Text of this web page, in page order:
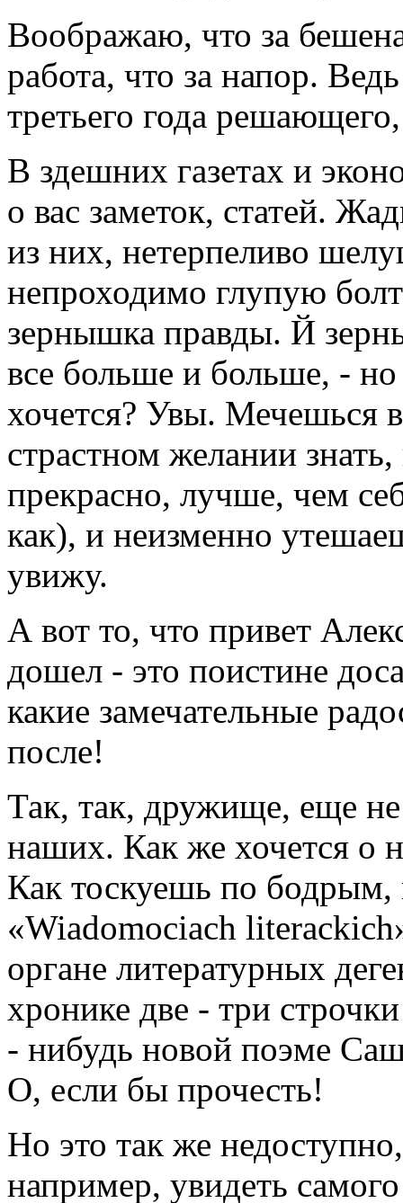
Воображаю, что за
работа, что за напор.
третьего года
В здешних газетах и
о вас заметок, статей.
из них, нетерпеливо
непроходимо глупую
зернышка правды. Й
все больше и больше, - но
хочется? Увы. Мечешься
страстном желании
прекрасно, лучше, чем
как), и неизменно
увижу.
А вот то, что привет
дошел - это поистине
какие замечательные
после!
Так, так, дружище, еще
наших. Как же хочется о
Как тоскуешь по
«Wiadomociach
органе литературных
хронике две - три
- нибудь новой поэме
О, если бы прочесть!
Но это так же
например, увидеть